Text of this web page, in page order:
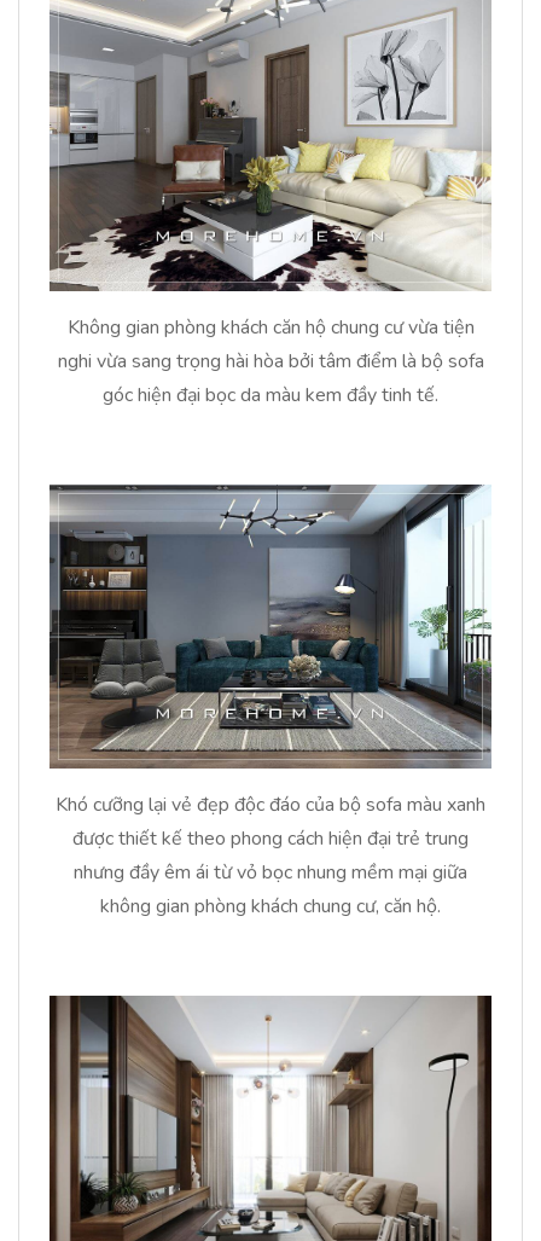
Không gian phòng khách căn hộ chung cư vừa tiện
nghi vừa sang trọng hài hòa bởi tâm điểm là bộ sofa
góc hiện đại bọc da màu kem đầy tinh tế.
Khó cưỡng lại vẻ đẹp độc đáo của bộ sofa màu xanh
được thiết kế theo phong cách hiện đại trẻ trung
nhưng đầy êm ái từ vỏ bọc nhung mềm mại giữa
không gian phòng khách chung cư, căn hộ.